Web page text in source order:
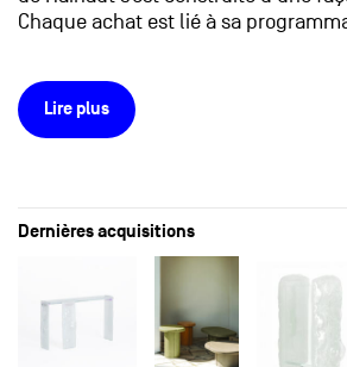
Chaque achat est lié à sa
Lire plus
Dernières acquisitions